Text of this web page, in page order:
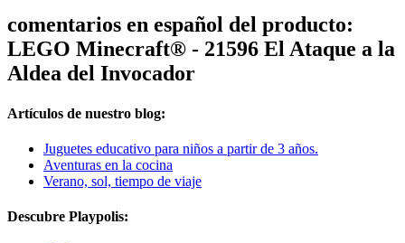
comentarios en español del producto:
LEGO Minecraft® - 21596 El Ataque a la
Aldea del Invocador
Artículos de nuestro blog:
Juguetes educativo para niños a partir de 3 años.
Aventuras en la cocina
Verano, sol, tiempo de viaje
Descubre Playpolis: